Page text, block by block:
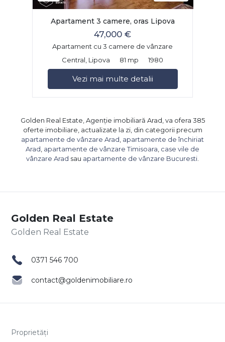
Apartament 3 camere, oras Lipova
47,000 €
Apartament cu 3 camere de vânzare
Central, Lipova
81 mp 1980
Vezi mai multe detalii
Golden Real Estate, Agenție imobiliară Arad, va ofera 385
oferte imobiliare, actualizate la zi, din categorii precum
apartamente de vânzare Arad apartamente de închiriat
Arad apartamente de vânzare Timisoara case vile de
vânzare Arad sau apartamente de vânzare Bucuresti
Golden Real Estate
0371 546 700
contact@goldenimobiliare.ro
Proprietăți